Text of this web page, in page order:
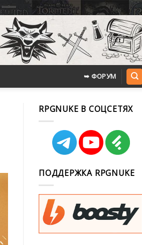
➥ ФОРУМ
RPGNUKE В СОЦСЕТЯХ
ПОДДЕРЖКА RPGNUKE